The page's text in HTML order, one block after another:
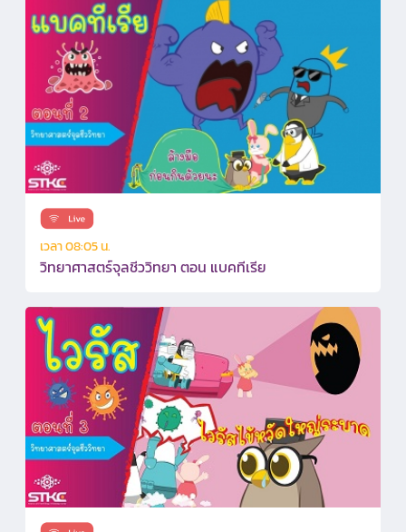
เวลา 08:05 น.
วิทยาศาสตร์จุลชีววิทยา ตอน แบคทีเรีย